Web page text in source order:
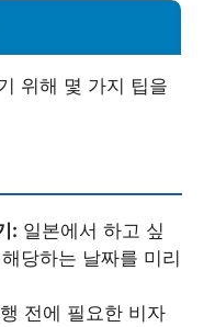
위해 몇 가지 팁을
: 일본에서 하고 싶
당하는 날짜를 미리
전에 필요한 비자